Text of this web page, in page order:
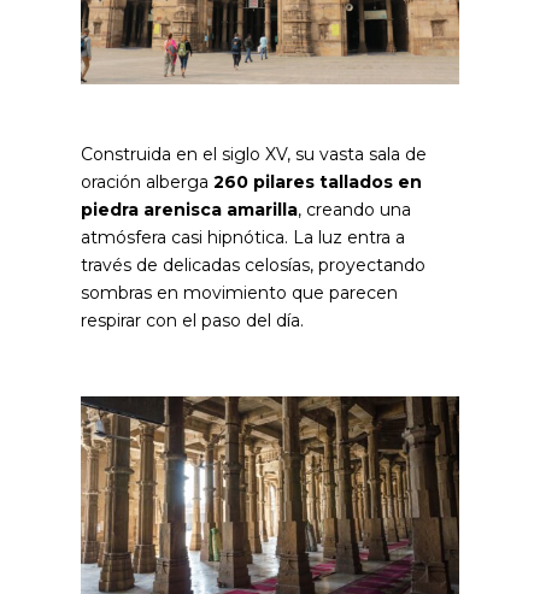
Construida en el siglo XV, su vasta sala de
oración alberga260 pilares tallados en
piedra arenisca amarilla, creando una
atmósfera casi hipnótica. La luz entra a
través de delicadas celosías, proyectando
sombras en movimiento que parecen
respirar con el paso del día.